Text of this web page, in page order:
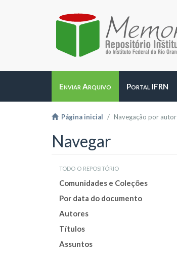
Enviar Arquivo Portal IFRN
Página inicial Navegação por autor
Navegar
todo o repositório
Comunidades e Coleções
Por data do documento
Autores
Títulos
Assuntos